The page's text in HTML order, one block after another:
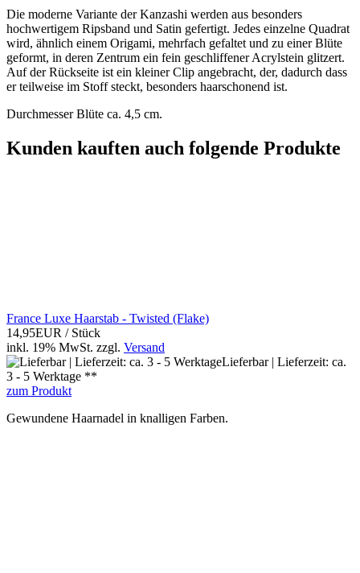
Die moderne Variante der Kanzashi werden aus besonders
hochwertigem Ripsband und Satin gefertigt. Jedes einzelne Quadrat
wird, ähnlich einem Origami, mehrfach gefaltet und zu einer Blüte
geformt, in deren Zentrum ein fein geschliffener Acrylstein glitzert.
Auf der Rückseite ist ein kleiner Clip angebracht, der, dadurch dass
er teilweise im Stoff steckt, besonders haarschonend ist.
Durchmesser Blüte ca. 4,5 cm.
Kunden kauften auch folgende Produkte
France Luxe Haarstab - Twisted (Flake)
14,95EUR / Stück
inkl. 19% MwSt. zzgl. Versand
Lieferbar | Lieferzeit: ca.
3 - 5 Werktage **
zum Produkt
Gewundene Haarnadel in knalligen Farben.